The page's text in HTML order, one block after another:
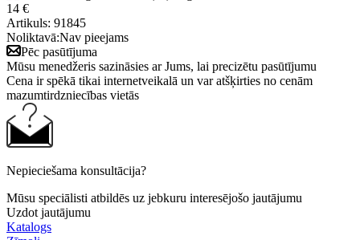
14 €
Artikuls: 91845
Noliktavā:Nav pieejams
Pēc pasūtījuma
Mūsu menedžeris sazināsies ar Jums, lai precizētu pasūtījumu
Cena ir spēkā tikai internetveikalā un var atšķirties no cenām
mazumtirdzniecības vietās
Nepieciešama konsultācija?
Mūsu speciālisti atbildēs uz jebkuru interesējošo jautājumu
Uzdot jautājumu
Katalogs